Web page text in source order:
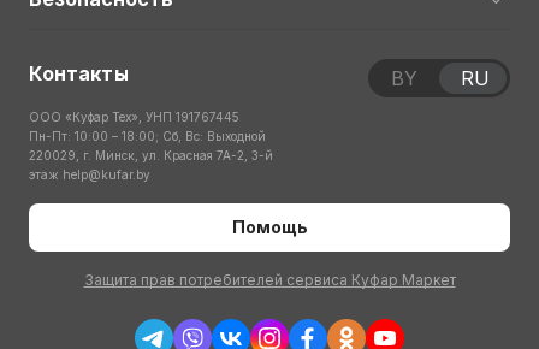
Контакты
ООО «Куфар Тех», УНП 191767445
Пн-Пт: 10:00 – 18:00; Сб, Вс: Выходной
220029, г. Минск, ул. Красная 7А-2, 3-й
этаж help@kufar.by
Помощь
Защита прав потребителей сервиса Куфар Маркет
BY RU